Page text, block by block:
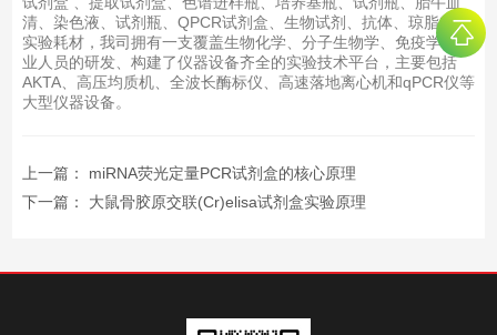
清、染色液、试剂瓶、QPCR试剂盒、生物试剂、抗体、琼脂糖、
实验耗材，我司拥有一支覆盖生物化学、分子生物学、免疫学等专
业人员的研发、构建了仪器设备齐全的实验技术平台，主要包括
AKTA、高压均质机、全波长酶标仪、高速落地离心机和qPCR仪等
大型仪器设备。
上一篇： miRNA荧光定量PCR试剂盒的核心原理
下一篇： 大鼠骨胶原交联(Cr)elisa试剂盒实验原理